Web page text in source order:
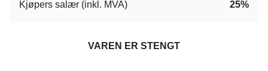
Kjøpers salær (inkl. MVA) 25%
VAREN ER STENGT